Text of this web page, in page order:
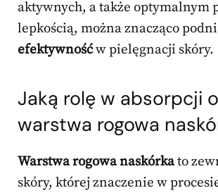
aktywnych, a także optymalnym
lepkością, można znacząco
efektywnośćw pielęgnacji skóry.
Jaką rolę w absorpcji
warstwa rogowa
Warstwa rogowa naskórkato
skóry, której znaczenie w